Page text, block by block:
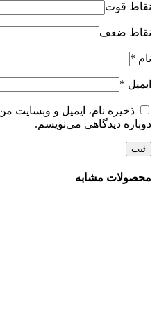
نقاط قوت
نقاط ضعف
نام *
ایمیل *
ذخیره نام، ایمیل و وبسایت
دوباره دیدگاهی می‌نویسم.
محصولات مشابه